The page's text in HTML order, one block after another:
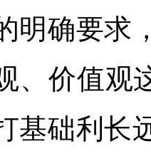
明确要求
、价值观
基础利长